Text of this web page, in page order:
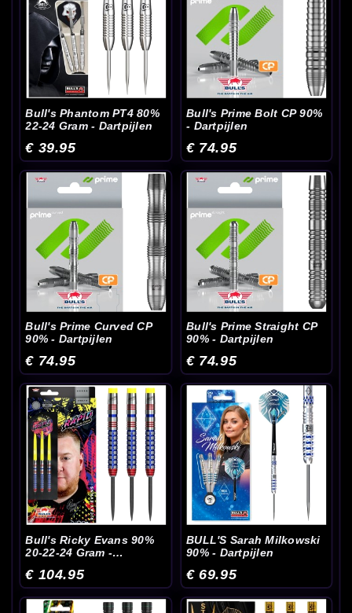
Bull's Phantom PT4 80%
22-24 Gram - Dartpijlen
€ 39.95
Bull's Prime Bolt CP 90%
- Dartpijlen
€ 74.95
Bull's Prime Curved CP
90% - Dartpijlen
€ 74.95
Bull's Prime Straight CP
90% - Dartpijlen
€ 74.95
Bull's Ricky Evans 90%
20-22-24 Gram -
€ 104.95
BULL'S Sarah Milkowski
90% - Dartpijlen
€ 69.95